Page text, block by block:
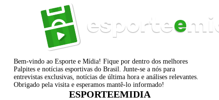
Bem-vindo ao Esporte e Mídia! Fique por dentro dos melhores
Palpites e notícias esportivas do Brasil. Junte-se a nós para
entrevistas exclusivas, notícias de última hora e análises relevantes.
Obrigado pela visita e esperamos mantê-lo informado!
ESPORTEEMIDIA